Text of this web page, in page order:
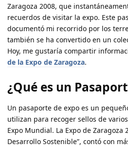
Zaragoza 2008, que
recuerdos de visitar la expo. Este
documentó mi recorrido por los
también se ha convertido en un
Hoy, me gustaría compartir
de la Expo de Zaragoza.
¿Qué es un
Un pasaporte de expo es un
utilizan para recoger sellos de
Expo Mundial. La Expo de Zaragoza
Desarrollo Sostenible”, contó con